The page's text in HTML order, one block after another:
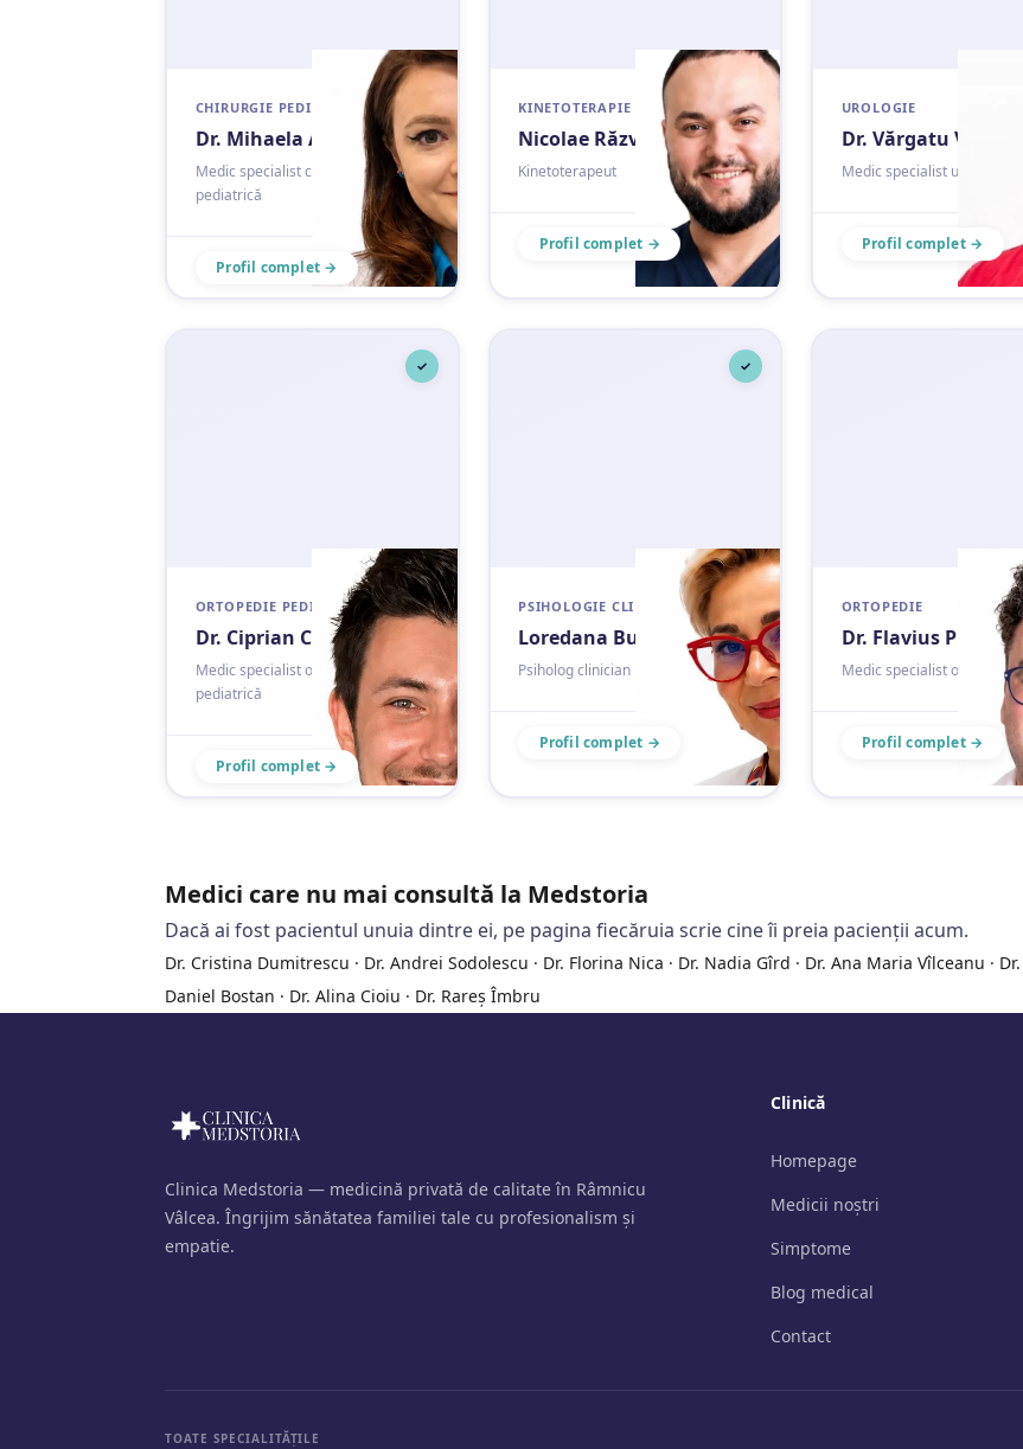
CHIRURGIE PEDIATRICĂ
Dr. Mihaela Atudorei
Medic specialist chirurgie
pediatrică
Profil complet →
KINETOTERAPIE
Nicolae Răzvan
Kinetoterapeut
Profil complet →
UROLOGIE
Dr. Vărgatu Valentin
Medic specialist urologie
Profil complet →
✓
ORTOPEDIE PEDIATRICĂ
Dr. Ciprian Cindea
Medic specialist ortopedie
pediatrică
Profil complet →
✓
PSIHOLOGIE CLINICĂ
Loredana Bucur
Psiholog clinician
Profil complet →
ORTOPEDIE
Dr. Flavius Purcel
Medic specialist ortopedie
Profil complet →
Medici care nu mai consultă la Medstoria
Dacă ai fost pacientul unuia dintre ei, pe pagina fiecăruia scrie cine îi preia pacienții acum.
Dr. Cristina Dumitrescu · Dr. Andrei Sodolescu · Dr. Florina Nica · Dr. Nadia Gîrd · Dr. Ana Maria Vîlceanu · Dr.
Daniel Bostan · Dr. Alina Cioiu · Dr. Rareș Îmbru
Clinica Medstoria — medicină privată de calitate în Râmnicu
Vâlcea. Îngrijim sănătatea familiei tale cu profesionalism și
empatie.
Clinică
Homepage
Medicii noștri
Simptome
Blog medical
Contact
TOATE SPECIALITĂȚILE